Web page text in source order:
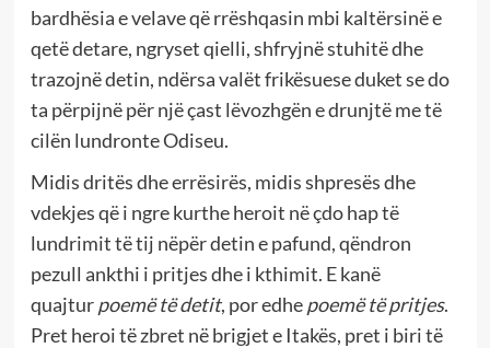
bardhësia e velave që rrëshqasin mbi kaltërsinë e
qetë detare, ngryset qielli, shfryjnë stuhitë dhe
trazojnë detin, ndërsa valët frikësuese duket se do
ta përpijnë për një çast lëvozhgën e drunjtë me të
cilën lundronte Odiseu.
Midis dritës dhe errësirës, midis shpresës dhe
vdekjes që i ngre kurthe heroit në çdo hap të
lundrimit të tij nëpër detin e pafund, qëndron
pezull ankthi i pritjes dhe i kthimit. E kanë
quajtur poemë të detit, por edhe poemë të pritjes.
Pret heroi të zbret në brigjet e Itakës, pret i biri të